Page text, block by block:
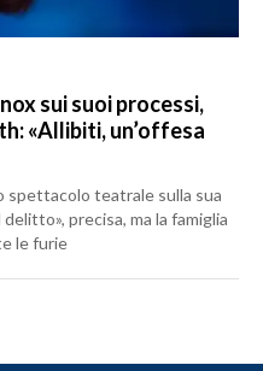
sui suoi processi,
«Allibiti, un’offesa
spettacolo teatrale sulla sua
precisa, ma la famiglia
le furie